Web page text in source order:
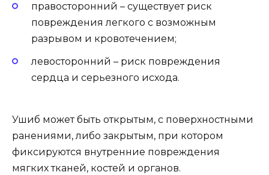
правосторонний – существует риск
повреждения легкого с возможным
разрывом и кровотечением;
левосторонний – риск повреждения
сердца и серьезного исхода.
Ушиб может быть открытым, с поверхностными
ранениями, либо закрытым, при котором
фиксируются внутренние повреждения
мягких тканей, костей и органов.